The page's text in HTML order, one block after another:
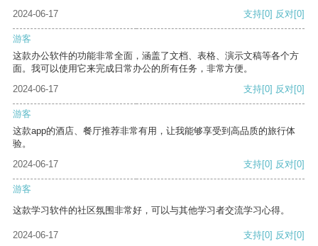
2024-06-17
支持[0] 反对[0]
游客
这款办公软件的功能非常全面，涵盖了文档、表格、演示文稿等各个方
面。我可以使用它来完成日常办公的所有任务，非常方便。
2024-06-17
支持[0] 反对[0]
游客
这款app的酒店、餐厅推荐非常有用，让我能够享受到高品质的旅行体
验。
2024-06-17
支持[0] 反对[0]
游客
这款学习软件的社区氛围非常好，可以与其他学习者交流学习心得。
2024-06-17 支持[0] 反对[0]